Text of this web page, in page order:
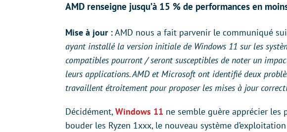
AMD renseigne jusqu’à 15 % de performances en
Mise à jour :AMD nous a fait parvenir le communiqué
ayant installé la version initiale de Windows 11 sur les
compatibles pourront / seront susceptibles de noter un
leurs applications. AMD et Microsoft ont identifié deux
travaillent étroitement pour proposer les mises à jour
Décidément,Windows 11 ne semble guère apprécier les
bouder les Ryzen 1xxx, le nouveau système